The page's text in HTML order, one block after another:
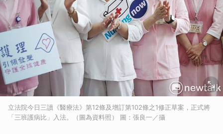
立法院今日三讀《醫療法》第12條及增訂第102條之1修正草案，正式將
「三班護病比」入法。（圖為資料照） 圖：張良一／攝